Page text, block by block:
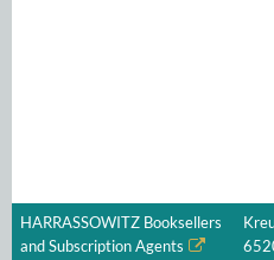
HARRASSOWITZ Booksellers
and Subscription Agents